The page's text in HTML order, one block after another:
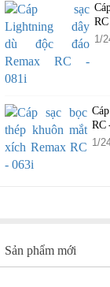
1/
RC
1/
Sản phẩm mới